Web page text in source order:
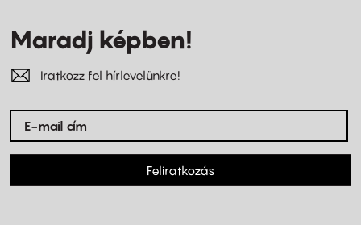
Maradj képben!
Iratkozz fel hírlevelünkre!
Feliratkozás